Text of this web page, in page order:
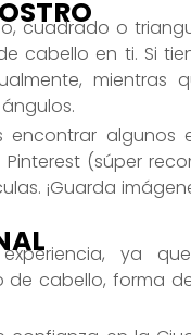
cuadrado o
cabello en ti. Si
mientras
algunos
(súper
¡Guarda
ya
cabello, forma